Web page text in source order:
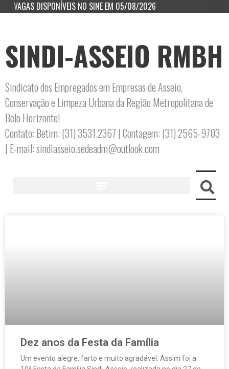
VAGAS DISPONÍVEIS NO SINE EM 05/08/2026
SINDI-ASSEIO RMBH
Sindicato dos Empregados em Empresas de Asseio,
Conservação e Limpeza Urbana da Região Metropolitana de
Belo Horizonte!
Contato: Betim: (31) 3531.2367 | Contagem: (31) 2565-9703
| E-mail: sindiasseio.sedeadm@outlook.com
Dez anos da Festa da Família
Um evento alegre, farto e muito agradável. Assim foi a